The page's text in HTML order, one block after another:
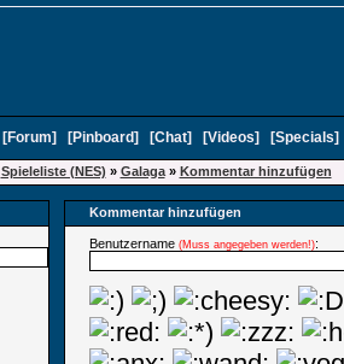
[Forum] [Pinboard] [Chat] [Videos] [Specials
Spieleliste (NES) » Galaga» Kommentar hinzufügen
Kommentar hinzufügen
Benutzername (Muss angegeben werden!):